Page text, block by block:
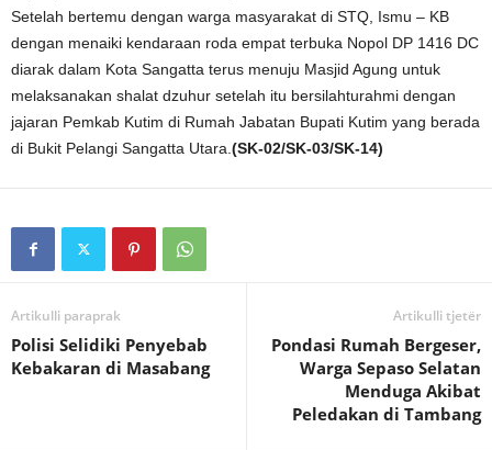
Setelah bertemu dengan warga masyarakat di STQ, Ismu – KB
dengan menaiki kendaraan roda empat terbuka Nopol DP 1416 DC
diarak dalam Kota Sangatta terus menuju Masjid Agung untuk
melaksanakan shalat dzuhur setelah itu bersilahturahmi dengan
jajaran Pemkab Kutim di Rumah Jabatan Bupati Kutim yang berada
di Bukit Pelangi Sangatta Utara. (SK-02/SK-03/SK-14)
Artikulli paraprak
Polisi Selidiki Penyebab
Kebakaran di Masabang
Artikulli tjetër
Pondasi Rumah Bergeser,
Warga Sepaso Selatan
Menduga Akibat
Peledakan di Tambang